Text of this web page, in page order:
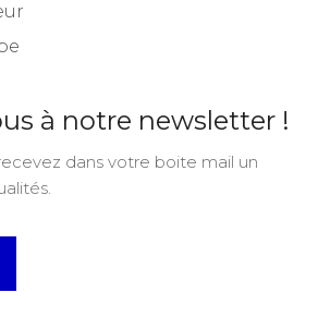
à notre newsletter !
dans votre boite mail un